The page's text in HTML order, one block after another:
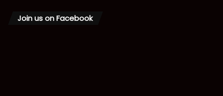
Join us on Facebook